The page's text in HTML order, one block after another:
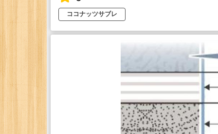
ココナッツサブレ